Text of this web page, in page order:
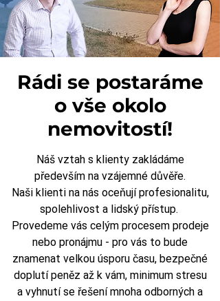
Rádi se postaráme
o vše okolo
nemovitostí!
Náš vztah s klienty zakládáme
především na vzájemné důvěře.
Naši klienti na nás oceňují profesionalitu,
spolehlivost a lidský přístup.
Provedeme vás celým procesem prodeje
nebo pronájmu - pro vás to bude
znamenat velkou úsporu času, bezpečné
doplutí peněz až k vám, minimum stresu
a vyhnutí se řešení mnoha odborných a